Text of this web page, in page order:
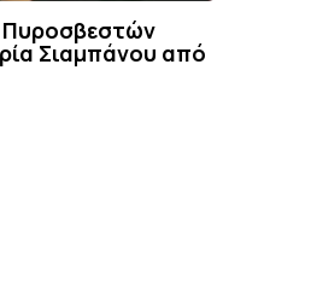
Πυροσβεστών
Σιαμπάνου από